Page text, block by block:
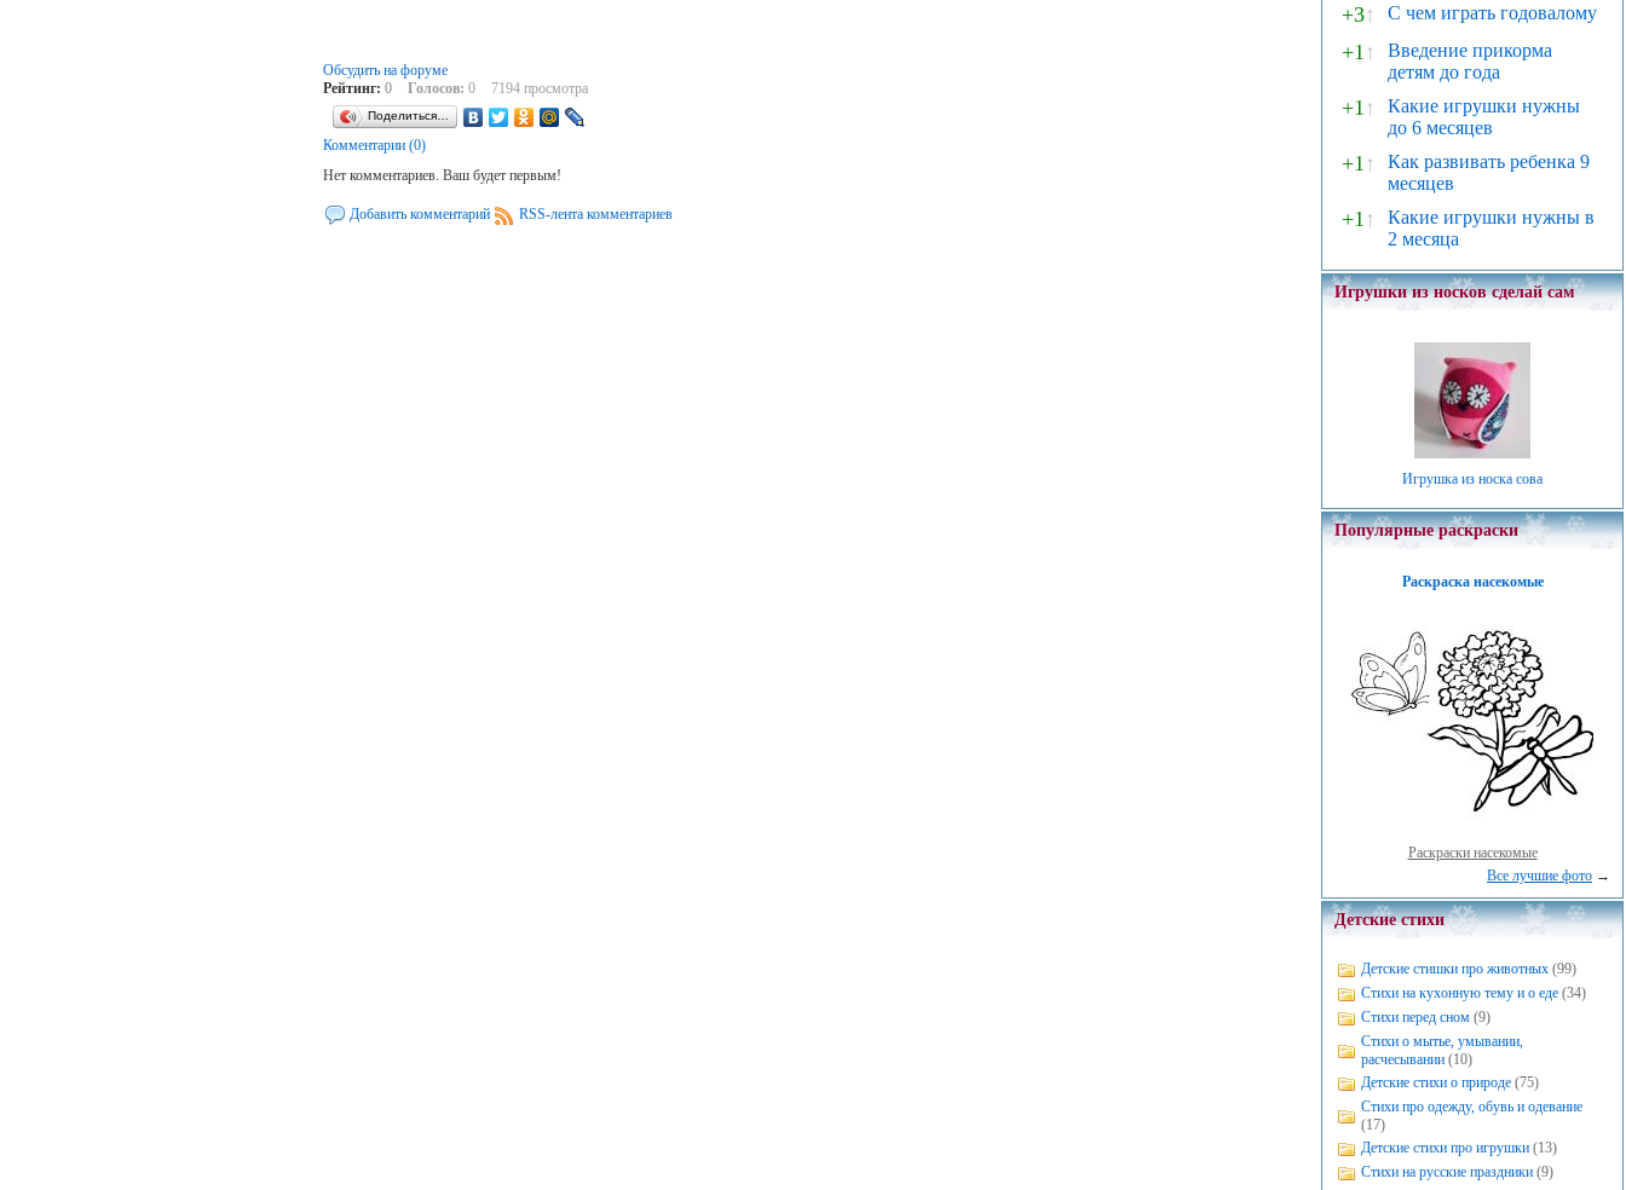
Обсудить на форуме
Рейтинг:0 Голосов: 0 7194 просмотра
Поделиться…
Комментарии (0)
Нет комментариев. Ваш будет первым!
Добавить комментарий RSS-лента комментариев
+3↑ С чем играть годовалому
+1↑
Введение прикорма
детям до года
+1↑
Какие игрушки нужны
до 6 месяцев
+1↑
Как развивать ребенка 9
месяцев
+1↑
Какие игрушки нужны в
2 месяца
Игрушки из носков сделай сам
Игрушка из носка сова
Популярные раскраски
Раскраска насекомые
Раскраски насекомые
Все лучшие фото →
Детские стихи
Детские стишки про животных (99)
Стихи на кухонную тему и о еде (34)
Стихи перед сном (9)
Стихи о мытье, умывании,
расчесывании (10)
Детские стихи о природе (75)
Стихи про одежду, обувь и одевание
(17)
Детские стихи про игрушки (13)
Стихи на русские праздники (9)